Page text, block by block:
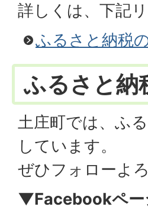
詳しくは、下記
ふるさと納税
ふるさと納
土庄町では、ふ
しています。
ぜひフォローよ
▼Facebookペー